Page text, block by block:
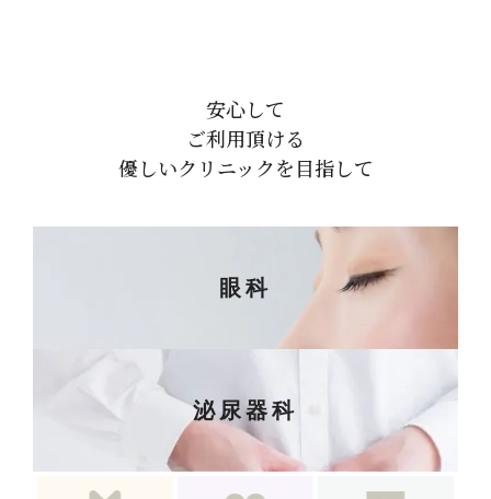
安心して
ご利用頂ける
優しいクリニックを目指して
眼科
泌尿器科